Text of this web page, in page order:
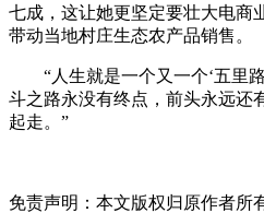
七成，这让她更坚定要壮大电商
带动当地村庄生态农产品销售。
“人生就是一个又一个‘五里路
斗之路永没有终点，前头永远还
起走。”
免责声明：本文版权归原作者所